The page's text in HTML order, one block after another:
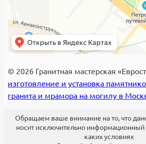
© 2026 Гранитная мастерская
изготовление и установка
гранита и мрамора на могилу в
Обращаем ваше внимание на то, что
носит исключительно информационный
каких условиях